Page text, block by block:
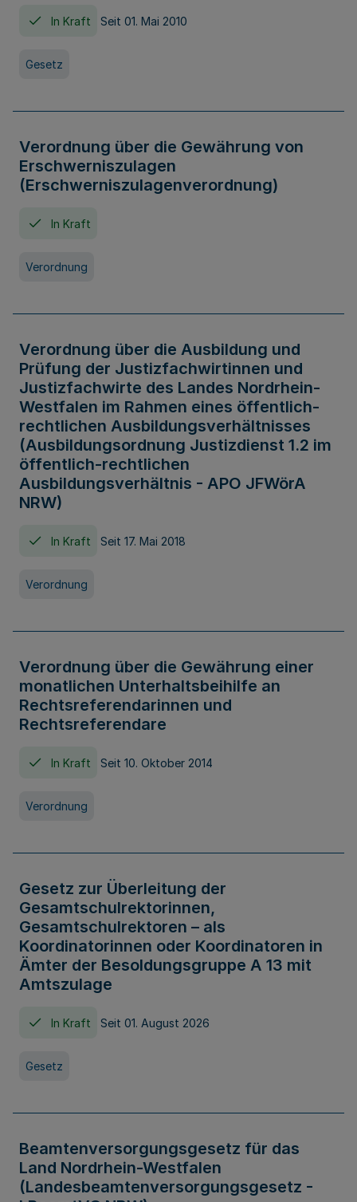
In Kraft Seit 01. Mai 2010
Gesetz
Verordnung über die Gewährung von
Erschwerniszulagen
(Erschwerniszulagenverordnung)
In Kraft
Verordnung
Verordnung über die Ausbildung und
Prüfung der Justizfachwirtinnen und
Justizfachwirte des Landes Nordrhein-
Westfalen im Rahmen eines öffentlich-
rechtlichen Ausbildungsverhältnisses
(Ausbildungsordnung Justizdienst 1.2 im
öffentlich-rechtlichen
Ausbildungsverhältnis - APO JFWörA
NRW)
In Kraft Seit 17. Mai 2018
Verordnung
Verordnung über die Gewährung einer
monatlichen Unterhaltsbeihilfe an
Rechtsreferendarinnen und
Rechtsreferendare
In Kraft Seit 10. Oktober 2014
Verordnung
Gesetz zur Überleitung der
Gesamtschulrektorinnen,
Gesamtschulrektoren – als
Koordinatorinnen oder Koordinatoren in
Ämter der Besoldungsgruppe A 13 mit
Amtszulage
In Kraft Seit 01. August 2026
Gesetz
Beamtenversorgungsgesetz für das
Land Nordrhein-Westfalen
(Landesbeamtenversorgungsgesetz -